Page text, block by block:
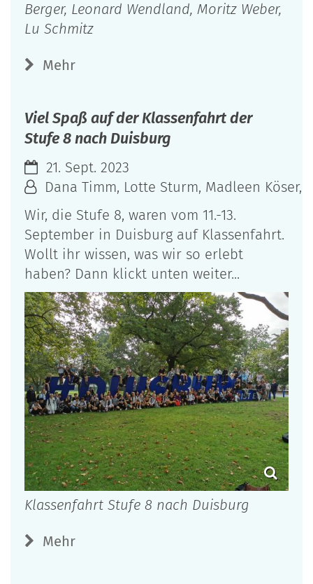
Berger, Leonard Wendland, Moritz Weber,
Lu Schmitz
Mehr
Viel Spaß auf der Klassenfahrt der
Stufe 8 nach Duisburg
21. Sept. 2023
Dana Timm, Lotte Sturm, Madleen
Wir, die Stufe 8, waren vom 11.-13.
September in Duisburg auf Klassenfahrt.
Wollt ihr wissen, was wir so erlebt
haben? Dann klickt unten weiter...
Klassenfahrt Stufe 8 nach Duisburg
Mehr